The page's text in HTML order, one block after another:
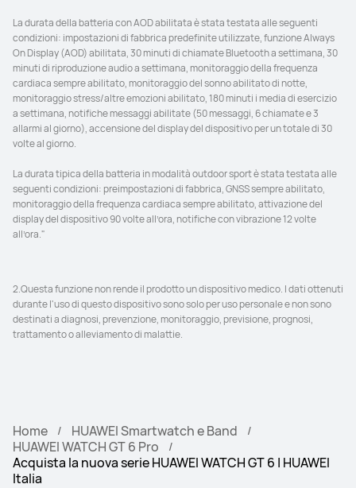
La durata della batteria con AOD abilitata è stata testata alle seguenti
condizioni: impostazioni di fabbrica predefinite utilizzate, funzione Always
On Display (AOD) abilitata, 30 minuti di chiamate Bluetooth a settimana, 30
minuti di riproduzione audio a settimana, monitoraggio della frequenza
cardiaca sempre abilitato, monitoraggio del sonno abilitato di notte,
monitoraggio stress/altre emozioni abilitato, 180 minuti i media di esercizio
a settimana, notifiche messaggi abilitate (50 messaggi, 6 chiamate e 3
allarmi al giorno), accensione del display del dispositivo per un totale di 30
volte al giorno.
La durata tipica della batteria in modalità outdoor sport è stata testata alle
seguenti condizioni: preimpostazioni di fabbrica, GNSS sempre abilitato,
monitoraggio della frequenza cardiaca sempre abilitato, attivazione del
display del dispositivo 90 volte all’ora, notifiche con vibrazione 12 volte
all’ora."
2.Questa funzione non rende il prodotto un dispositivo medico. I dati ottenuti
durante l'uso di questo dispositivo sono solo per uso personale e non sono
destinati a diagnosi, prevenzione, monitoraggio, previsione, prognosi,
trattamento o alleviamento di malattie.
Home
HUAWEI Smartwatch e Band
HUAWEI WATCH GT 6 Pro
Acquista la nuova serie HUAWEI WATCH GT 6 | HUAWEI
Italia